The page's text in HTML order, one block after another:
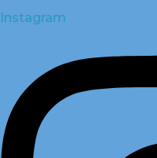
Instagram